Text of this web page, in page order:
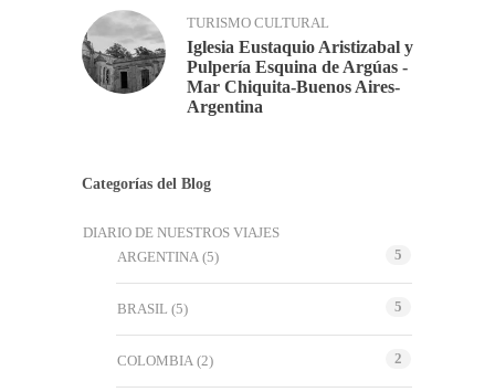
TURISMO CULTURAL
Iglesia Eustaquio Aristizabal y
Pulpería Esquina de Argúas -
Mar Chiquita-Buenos Aires-
Argentina
Categorías del Blog
DIARIO DE NUESTROS VIAJES
ARGENTINA (5) 5
BRASIL (5) 5
COLOMBIA (2) 2